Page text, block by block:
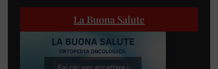
La Buona Salute
Fai clic per accettare i